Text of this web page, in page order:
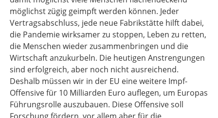
möglichst zügig geimpft werden können. Jeder
Vertragsabschluss, jede neue Fabrikstätte hilft dabei,
die Pandemie wirksamer zu stoppen, Leben zu retten,
die Menschen wieder zusammenbringen und die
Wirtschaft anzukurbeln. Die heutigen Anstrengungen
sind erfolgreich, aber noch nicht ausreichend.
Deshalb müssen wir in der EU eine weitere Impf-
Offensive für 10 Milliarden Euro auflegen, um Europas
Führungsrolle auszubauen. Diese Offensive soll
Forschung fördern, vor allem aber für die